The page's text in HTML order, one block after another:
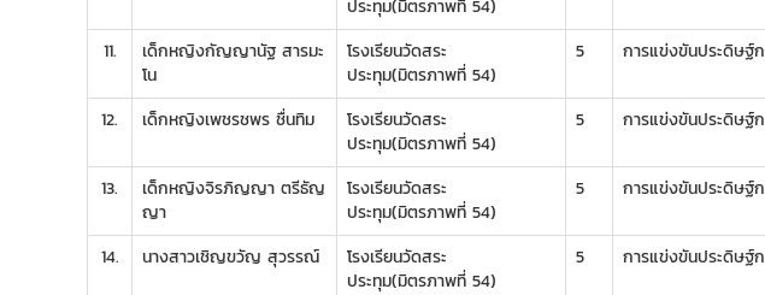
ประทุม(มิตรภาพที่ 54)
11.
เด็กหญิงกัญญานัฐ สารมะ
โน
โรงเรียนวัดสระ
ประทุม(มิตรภาพที่ 54)
5 การแข่งขันประดิษฐ์
12.
เด็กหญิงเพชรชพร ชื่นทิม
โรงเรียนวัดสระ
ประทุม(มิตรภาพที่ 54)
5 การแข่งขันประดิษฐ์
13.
เด็กหญิงจิรภิญญา ตรีธัญ
ญา
โรงเรียนวัดสระ
ประทุม(มิตรภาพที่ 54)
5 การแข่งขันประดิษฐ์
14.
นางสาวเชิญขวัญ สุวรรณ์
โรงเรียนวัดสระ
ประทุม(มิตรภาพที่ 54)
5 การแข่งขันประดิษฐ์